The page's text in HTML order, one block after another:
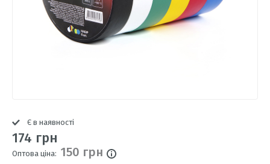
Є в наявності
174 грн
Оптова ціна: 150 грн